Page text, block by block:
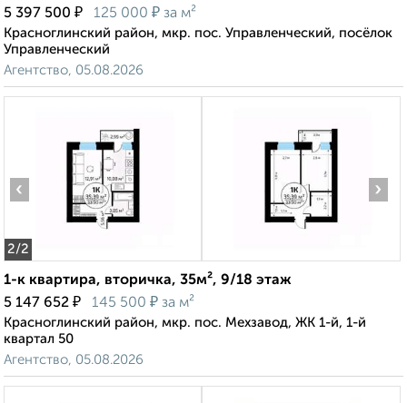
5 397 500 ₽ 125 000 ₽ за м²
Красноглинский район, мкр. пос. Управленческий, посёлок
Управленческий
Агентство, 05.08.2026
2/2
‹ ›
1-к квартира, вторичка, 35м², 9/18 этаж
5 147 652 ₽ 145 500 ₽ за м²
Красноглинский район, мкр. пос. Мехзавод, ЖК 1-й, 1-й
квартал 50
Агентство, 05.08.2026